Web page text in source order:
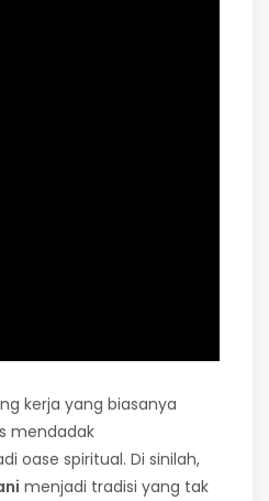
kerja yang biasanya
mendadak
oase spiritual. Di sinilah,
menjadi tradisi yang tak